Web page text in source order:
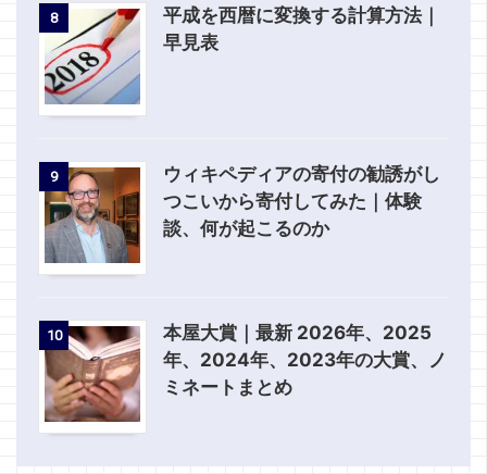
8
平成を西暦に変換する計算方法｜
早見表
9
ウィキペディアの寄付の勧誘がし
つこいから寄付してみた｜体験
談、何が起こるのか
10
本屋大賞｜最新 2026年、2025
年、2024年、2023年の大賞、ノ
ミネートまとめ